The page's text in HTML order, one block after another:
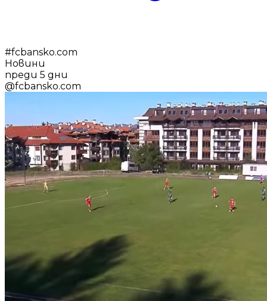
#fcbansko.com
Новини
преди 5 дни
@fcbansko.com